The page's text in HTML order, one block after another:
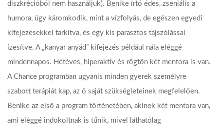
diszkrécióból nem használjuk). Benike írtó édes, zseniális a
humora, úgy káromkodik, mint a vízfolyás, de egészen egyedi
kifejezésekkel tarkítva, és egy kis parasztos tájszólással
ízesítve. A „kanyar anyád” kifejezés például nála eléggé
mindennapos. Hétéves, hiperaktív és rögtön két mentora is van.
A Chance programban ugyanis minden gyerek személyre
szabott terápiát kap, az ő saját szükségleteinek megfelelően.
Benike az első a program történetében, akinek két mentora van,
ami eléggé indokoltnak is tűnik, mivel láthatólag